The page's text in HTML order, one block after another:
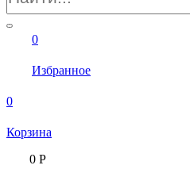
0
Избранное
0
Корзина
0Р